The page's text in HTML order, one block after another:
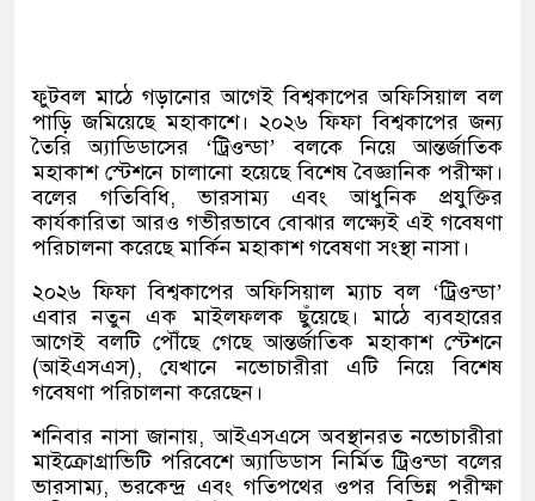
ফুটবল মাঠে গড়ানোর আগেই বিশ্বকাপের অফিসিয়াল বল
পাড়ি জমিয়েছে মহাকাশে। ২০২৬ ফিফা বিশ্বকাপের জন্য
তৈরি অ্যাডিডাসের ‘ট্রিওন্ডা’ বলকে নিয়ে আন্তর্জাতিক
মহাকাশ স্টেশনে চালানো হয়েছে বিশেষ বৈজ্ঞানিক পরীক্ষা।
বলের গতিবিধি, ভারসাম্য এবং আধুনিক প্রযুক্তির
কার্যকারিতা আরও গভীরভাবে বোঝার লক্ষ্যেই এই গবেষণা
পরিচালনা করেছে মার্কিন মহাকাশ গবেষণা সংস্থা নাসা।
২০২৬ ফিফা বিশ্বকাপের অফিসিয়াল ম্যাচ বল ‘ট্রিওন্ডা’
এবার নতুন এক মাইলফলক ছুঁয়েছে। মাঠে ব্যবহারের
আগেই বলটি পৌঁছে গেছে আন্তর্জাতিক মহাকাশ স্টেশনে
(আইএসএস), যেখানে নভোচারীরা এটি নিয়ে বিশেষ
গবেষণা পরিচালনা করেছেন।
শনিবার নাসা জানায়, আইএসএসে অবস্থানরত নভোচারীরা
মাইক্রোগ্রাভিটি পরিবেশে অ্যাডিডাস নির্মিত ট্রিওন্ডা বলের
ভারসাম্য, ভরকেন্দ্র এবং গতিপথের ওপর বিভিন্ন পরীক্ষা